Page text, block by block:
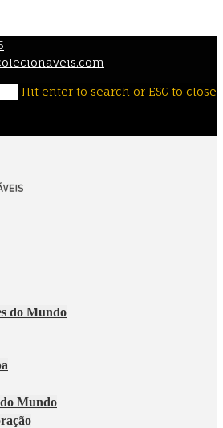
Hit enter to search or ESC to close
do Mundo
Mundo